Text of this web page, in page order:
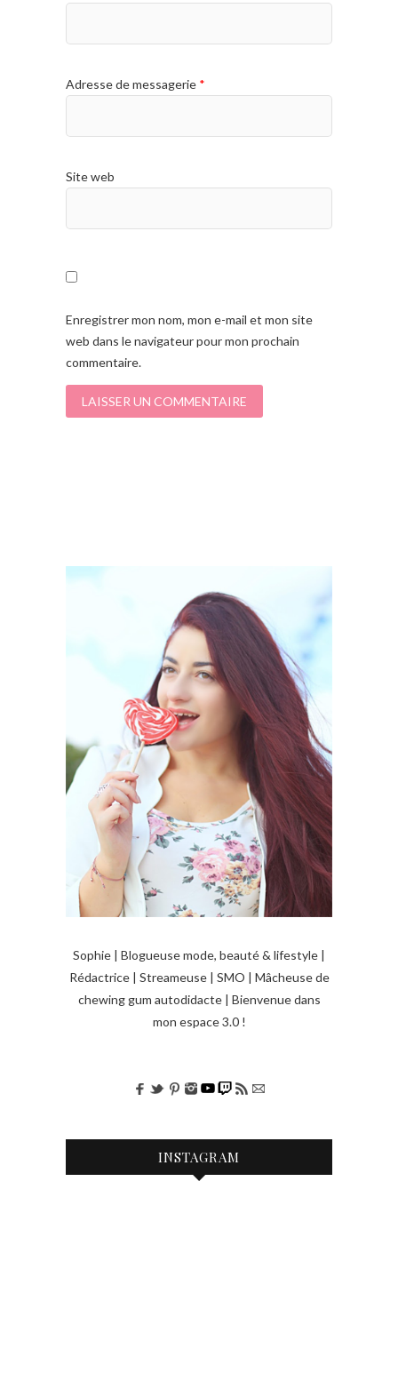
Adresse de messagerie *
Site web
Enregistrer mon nom, mon e-mail et mon site
web dans le navigateur pour mon prochain
commentaire.
Sophie | Blogueuse mode, beauté & lifestyle |
Rédactrice | Streameuse | SMO | Mâcheuse de
chewing gum autodidacte | Bienvenue dans
mon espace 3.0 !
INSTAGRAM